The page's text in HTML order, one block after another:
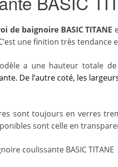
de baignoire BASIC TITANE
une finition très tendance
a une hauteur totale
De l’autre coté, les
sont toujours en verres
sont celle en